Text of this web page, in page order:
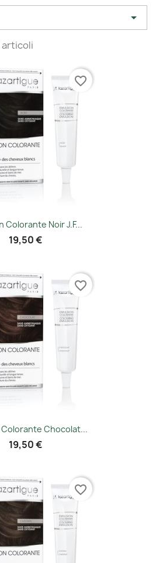

articoli
Colorante Noir J.f...
19,50 €
favorite_border
Colorante Chocolat...
19,50 €
favorite_border
favorite_border